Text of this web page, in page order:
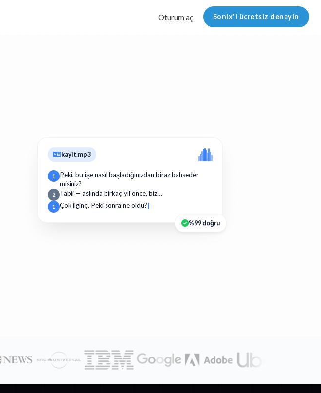
Oturum aç Sonix'i ücretsiz deneyin
kayit.mp3
1
Peki, bu işe nasıl başladığınızdan biraz bahseder
misiniz?
2 Tabii — aslında birkaç yıl önce, biz…
1 Çok ilginç. Peki sonra ne oldu?
%99 doğru